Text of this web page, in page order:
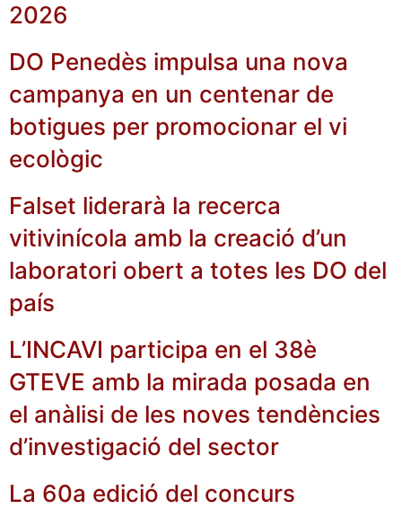
2026
DO Penedès impulsa una nova
campanya en un centenar de
botigues per promocionar el vi
ecològic
Falset liderarà la recerca
vitivinícola amb la creació d’un
laboratori obert a totes les DO del
país
L’INCAVI participa en el 38è
GTEVE amb la mirada posada en
el anàlisi de les noves tendències
d’investigació del sector
La 60a edició del concurs